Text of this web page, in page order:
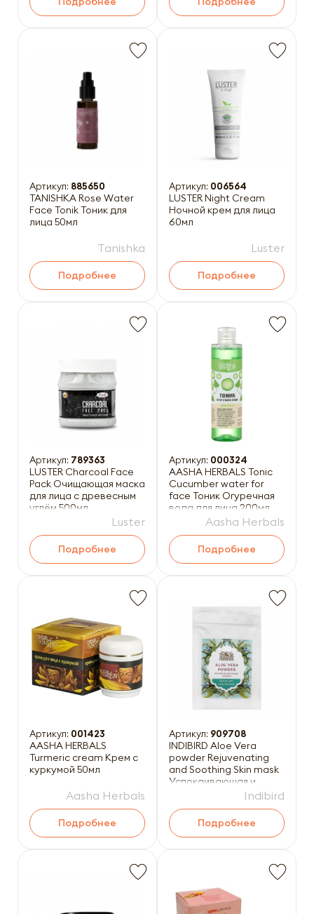
Артикул: 885650
TANISHKA Rose Water
Face Tonik Тоник для
лица 50мл
Tanishka
Подробнее
Артикул: 006564
LUSTER Night Cream
Ночной крем для лица
60мл
Luster
Подробнее
Артикул: 789363
LUSTER Charcoal Face
Pack Очищающая маска
для лица с древесным
углём 500мл
Luster
Подробнее
Артикул: 000324
AASHA HERBALS Tonic
Cucumber water for
face Тоник Огуречная
вода для лица 200мл
Aasha Herbals
Подробнее
Артикул: 001423
AASHA HERBALS
Turmeric cream Крем с
куркумой 50мл
Aasha Herbals
Подробнее
Артикул: 909708
INDIBIRD Aloe Vera
powder Rejuvenating
and Soothing Skin mask
Успокаивающая и
восстанавливающая
Indibird
Подробнее